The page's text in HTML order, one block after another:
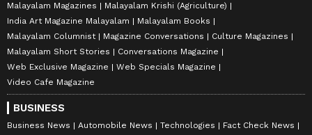
Malayalam Magazines
Malayalam Krishi (Agriculture)
India Art Magazine Malayalam
Malayalam Books
Malayalam Columnist
Magazine Conversations
Culture Magazines
Malayalam Short Stories
Conversations Magazine
Web Exclusive Magazine
Web Specials Magazine
Video Cafe Magazine
BUSINESS
Business News Automobile News Technologies
Fact Check News